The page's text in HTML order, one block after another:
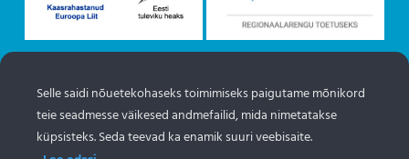
Objektide info pärineb Eesti turismiportaalist
www.puhkaeestis.ee
Selle saidi nõuetekohaseks toimimiseks paigutame mõnikord
teie seadmesse väikesed andmefailid, mida nimetatakse
küpsisteks. Seda teevad ka enamik suuri veebisaite.